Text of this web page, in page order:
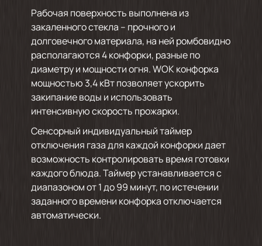
Рабочая поверхность выполнена из
закаленного стекла – прочного и
долговечного материала, на ней ромбовидно
располагаются 4 конфорки, разные по
диаметру и мощности огня. WOK конфорка
мощностью 3,4 кВт позволяет ускорить
закипание воды и использовать
интенсивную скорость прожарки.
Сенсорный индивидуальный таймер
отключения газа для каждой конфорки дает
возможность контролировать время готовки
каждого блюда. Таймер устанавливается с
диапазоном от 1 до 99 минут, по истечении
заданного времени конфорка отключается
автоматически.